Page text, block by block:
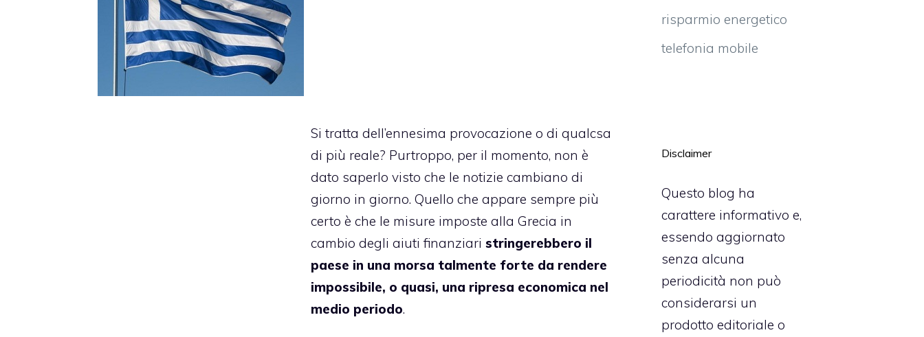
Si tratta dell’ennesima provocazione o di qualcsa
di più reale? Purtroppo, per il momento, non è
dato saperlo visto che le notizie cambiano di
giorno in giorno. Quello che appare sempre più
certo è che le misure imposte alla Grecia in
cambio degli aiuti finanziari stringerebbero il
paese in una morsa talmente forte da rendere
impossibile, o quasi, una ripresa economica nel
medio periodo.
risparmio energetico
telefonia mobile
Disclaimer
Questo blog ha
carattere informativo e,
essendo aggiornato
senza alcuna
periodicità non può
considerarsi un
prodotto editoriale o